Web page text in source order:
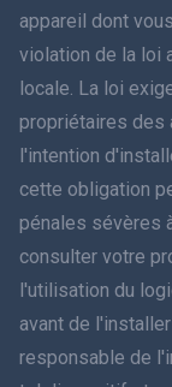
हिंदी
עברית
appareil dont
violation de la loi
locale. La loi
propriétaires des
l'intention
cette obligation
pénales sévères
consulter votre
l'utilisation du
avant de
responsable de